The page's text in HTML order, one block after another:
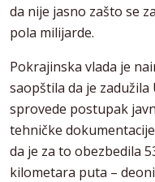
da nije jasno zašto se
pola milijarde.
Pokrajinska vlada je
saopštila da je
sprovede postupak
tehničke
da je za to obezbedila
kilometara puta –